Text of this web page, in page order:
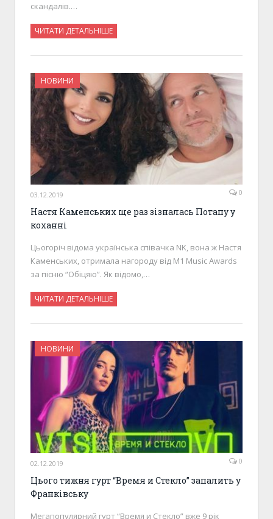
скандалів.…
ЧИТАТИ ДЕТАЛЬНІШЕ
НОВИНИ
03.12.2019 0
Настя Каменських ще раз зізналась Потапу у
коханні
Цьогоріч відома українська співачка NK, вона ж Настя
Каменських, отримала нагороду від М1 Music Awards
за пісню “Обіцяю”. Як відомо,…
ЧИТАТИ ДЕТАЛЬНІШЕ
НОВИНИ
02.12.2019 0
Цього тижня гурт “Время и Стекло” запалить у
Франківську
Мегапопулярний гурт “Время и Стекло” вже 9 рік